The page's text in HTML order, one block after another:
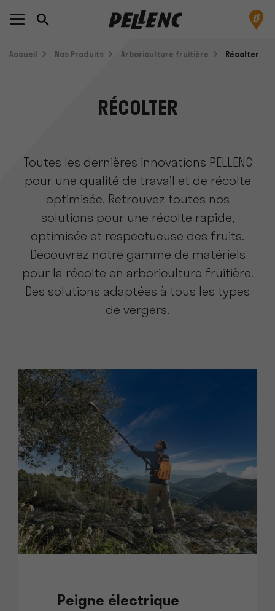
Accueil Nos Produits Arboriculture fruitière Récolter
RÉCOLTER
Toutes les dernières innovations PELLENC
pour une qualité de travail et de récolte
optimisée. Retrouvez toutes nos
solutions pour une récolte rapide,
optimisée et respectueuse des fruits.
Découvrez notre gamme de matériels
pour la récolte en arboriculture fruitière.
Des solutions adaptées à tous les types
de vergers.
Peigne électrique